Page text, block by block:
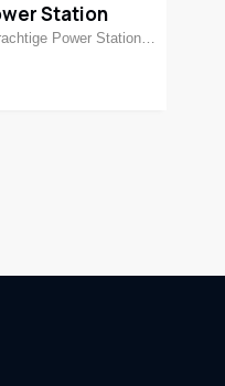
Station
Power Station…